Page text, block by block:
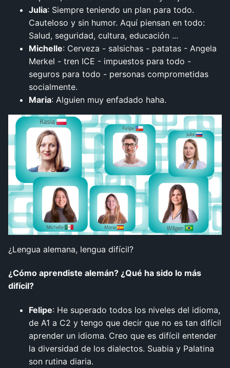
Julia: Siempre teniendo un plan para todo.
Cauteloso y sin humor. Aquí piensan en todo:
Salud, seguridad, cultura, educación ...
Michelle: Cerveza - salsichas - patatas - Angela
Merkel - tren ICE - impuestos para todo -
seguros para todo - personas comprometidas
socialmente.
Maria: Alguien muy enfadado haha.
¿Lengua alemana, lengua difícil?
¿Cómo aprendiste alemán? ¿Qué ha sido lo más
difícil?
Felipe: He superado todos los niveles del idioma,
de A1 a C2 y tengo que decir que no es tan difícil
aprender un idioma. Creo que es difícil entender
la diversidad de los dialectos. Suabia y Palatina
son rutina diaria.